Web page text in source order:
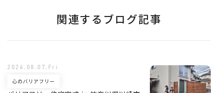
関連するブログ記事
心のバリアフリー
2026.08.07.Fri